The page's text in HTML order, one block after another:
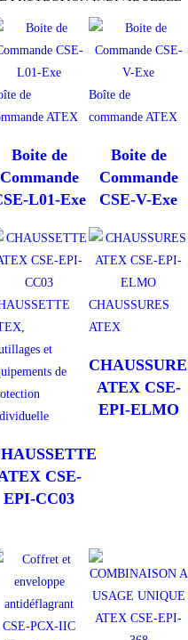
de
ATEX
Boite de
Commande
L01-Exe
Boîte de
commande ATEX
Boite de
Commande
CSE-V-Exe
et
de
CSE-
EPI-CC03
CHAUSSURES
ATEX
ATEX CSE-
EPI-ELMO